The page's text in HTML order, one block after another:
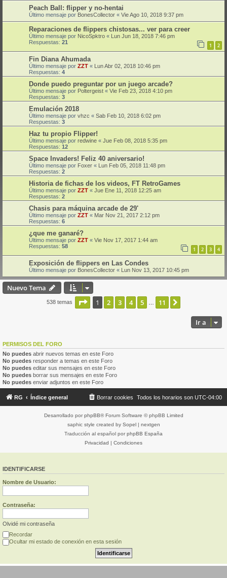
Peach Ball: flipper y no-hentai
Último mensaje por BonesCollector « Vie Ago 10, 2018 9:37 pm
Reparaciones de flippers chistosas... ver para creer
Último mensaje por NicoSpktro « Lun Jun 18, 2018 7:46 pm
Respuestas: 21 1 2
Fin Diana Ahumada
Último mensaje por ZZT « Lun Abr 02, 2018 10:46 pm
Respuestas: 4
Donde puedo preguntar por un juego arcade?
Último mensaje por Poltergeist « Vie Feb 23, 2018 4:10 pm
Respuestas: 3
Emulación 2018
Último mensaje por vhzc « Sab Feb 10, 2018 6:02 pm
Respuestas: 3
Haz tu propio Flipper!
Último mensaje por redwine « Jue Feb 08, 2018 5:35 pm
Respuestas: 12
Space Invaders! Feliz 40 aniversario!
Último mensaje por Foxer « Lun Feb 05, 2018 11:48 pm
Respuestas: 2
Historia de fichas de los videos, FT RetroGames
Último mensaje por ZZT « Jue Ene 11, 2018 12:25 am
Respuestas: 2
Chasis para máquina arcade de 29'
Último mensaje por ZZT « Mar Nov 21, 2017 2:12 pm
Respuestas: 6
¿que me ganaré?
Último mensaje por ZZT « Vie Nov 17, 2017 1:44 am
Respuestas: 58 1 2 3 4
Exposición de flippers en Las Condes
Último mensaje por BonesCollector « Lun Nov 13, 2017 10:45 pm
Nuevo Tema
538 temas Página de 11
1 2 3 4 5 11
Ir a
PERMISOS DEL FORO
No puedes abrir nuevos temas en este Foro
No puedes responder a temas en este Foro
No puedes editar sus mensajes en este Foro
No puedes borrar sus mensajes en este Foro
No puedes enviar adjuntos en este Foro
RG Índice general Todos los horarios son UTC-04:00
Borrar cookies
Desarrollado por phpBB® Forum Software © phpBB Limited
saphic style created by Sopel| nextgen
Traducción al español por phpBB España
Privacidad | Condiciones
IDENTIFICARSE
Nombre de Usuario:
Contraseña:
Olvidé mi contraseña
Recordar
Ocultar mi estado de conexión en esta sesión